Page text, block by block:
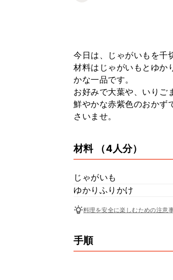
今日は、じゃがいもを千
材料はじゃがいもとゆか
かな一品です。
お好みで大葉や、いりご
鮮やかな赤紫色のおかず
さいませ。
材料 （4人分）
じゃがいも
ゆかりふりかけ
料理を安全に楽しむための注意
手順